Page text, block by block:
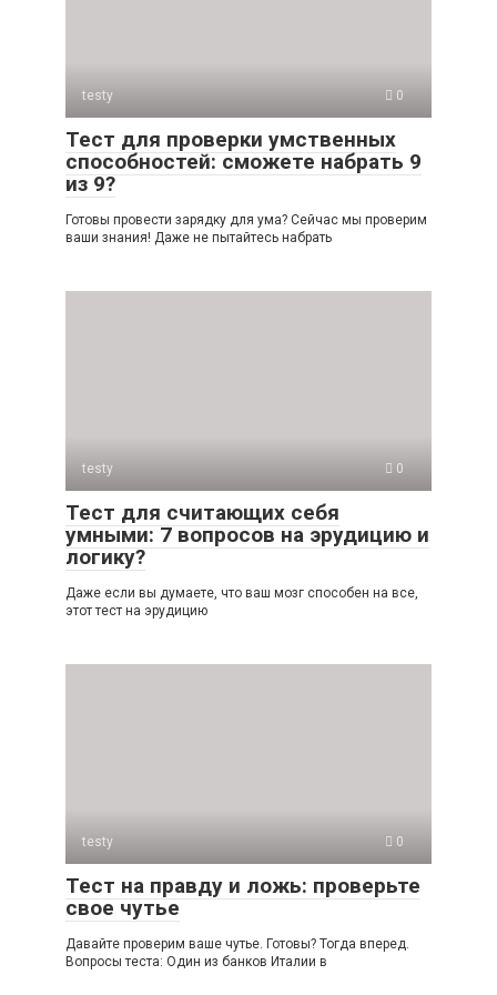
testy 0
Тест для проверки умственных
способностей: сможете набрать 9
из 9?
Готовы провести зарядку для ума? Сейчас мы проверим
ваши знания! Даже не пытайтесь набрать
testy 0
Тест для считающих себя
умными: 7 вопросов на эрудицию и
логику?
Даже если вы думаете, что ваш мозг способен на все,
этот тест на эрудицию
testy 0
Тест на правду и ложь: проверьте
свое чутье
Давайте проверим ваше чутье. Готовы? Тогда вперед.
Вопросы теста: Один из банков Италии в